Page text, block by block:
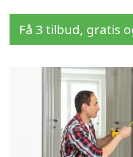
Få 3 tilbud, gratis